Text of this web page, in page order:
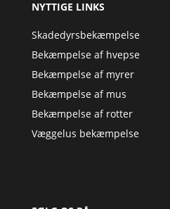
NYTTIGE LINKS
Skadedyrsbekæmpelse
Bekæmpelse af hvepse
Bekæmpelse af myrer
Bekæmpelse af mus
Bekæmpelse af rotter
Væggelus bekæmpelse